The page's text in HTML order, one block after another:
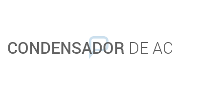
CONDENSADOR DE AC